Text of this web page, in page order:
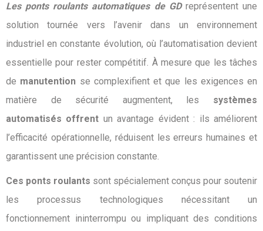
Les ponts roulants automatiques de GDreprésentent une
solution tournée vers l’avenir dans un environnement
industriel en constante évolution, où l’automatisation devient
essentielle pour rester compétitif. À mesure que les tâches
de manutention se complexifient et que les exigences en
matière de sécurité augmentent, les systèmes
automatisés offrent un avantage évident : ils améliorent
l’efficacité opérationnelle, réduisent les erreurs humaines et
garantissent une précision constante.
Ces ponts roulants sont spécialement conçus pour soutenir
les processus technologiques nécessitant un
fonctionnement ininterrompu ou impliquant des conditions